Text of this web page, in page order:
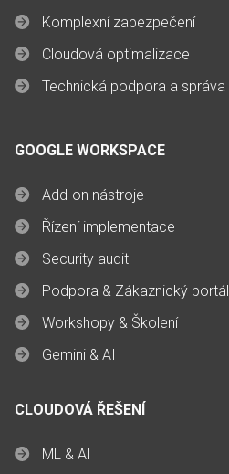
Komplexní zabezpečení
Cloudová optimalizace
Technická podpora a správa
GOOGLE WORKSPACE
Add-on nástroje
Řízení implementace
Security audit
Podpora & Zákaznický portál
Workshopy & Školení
Gemini & AI
CLOUDOVÁ ŘEŠENÍ
ML & AI